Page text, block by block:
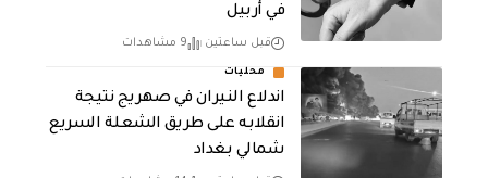
في أربيل
قبل ساعتين 9 مشاهدات
محليات
اندلاع النيران في صهريج نتيجة
انقلابه على طريق الشعلة السريع
شمالي بغداد